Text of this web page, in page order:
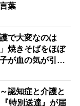
葉
で大変なのは
焼きそばをほぼ
が血の気が引い
認知症と介護と
特別送達』が届